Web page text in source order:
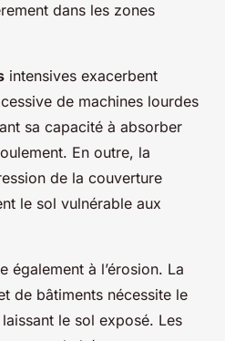
dans les zones
intensives exacerbent
de machines lourdes
sa capacité à absorber
En outre, la
de la couverture
le sol vulnérable aux
également à l’érosion. La
de bâtiments nécessite le
le sol exposé. Les